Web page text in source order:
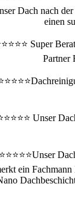
Dach nach
einen
Super
Partner
Unser
⭐⭐⭐⭐⭐Unser
ein